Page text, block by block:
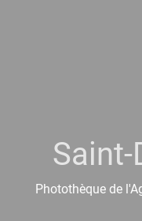
Saint-
Photothèque de